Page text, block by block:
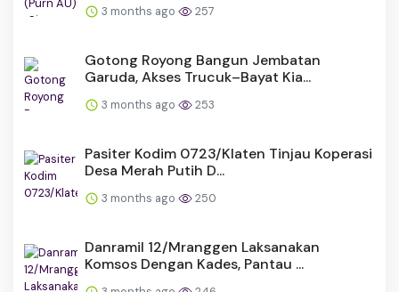
3 months ago 257
Gotong Royong Bangun Jembatan
Garuda, Akses Trucuk–Bayat Kia...
3 months ago 253
Pasiter Kodim 0723/Klaten Tinjau Koperasi
Desa Merah Putih D...
3 months ago 250
Danramil 12/Mranggen Laksanakan
Komsos Dengan Kades, Pantau ...